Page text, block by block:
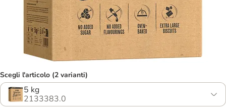
Scegli l'articolo (2 varianti)
5 kg
2133383.0